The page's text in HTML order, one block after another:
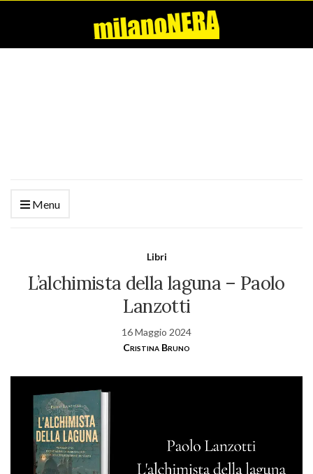
Menu
Libri
L’alchimista della laguna – Paolo
Lanzotti
16 Maggio 2024
Cristina Bruno